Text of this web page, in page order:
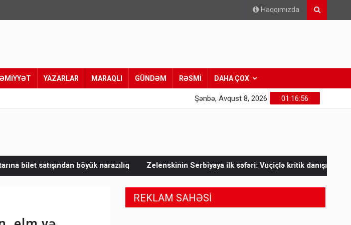
Haqqımızda
YAZARLAR MARAQLI GÜNDƏM RƏSMİ DAHA ÇOX
01:16:58
Şənbə, Avqust 8, 2026
narazılıq Zelenskinin Serbiyaya ilk səfəri: Vuçiçlə kritik danışıqlar Mask Ukraynaya
REKLAM SAHƏSİ